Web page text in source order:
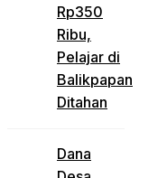
Rp350
Ribu,
Pelajar di
Balikpapan
Ditahan
Dana